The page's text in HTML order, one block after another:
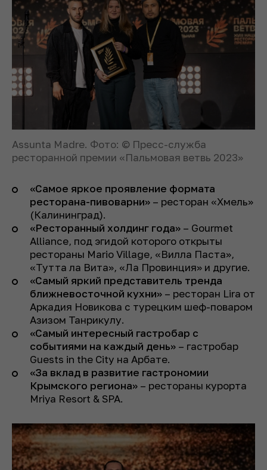
Assunta Madre. Фото: © Пресс-служба
ресторанной премии «Пальмовая ветвь 2023»
«Самое яркое проявление формата
ресторана-пивоварни» – ресторан «Хмель»
(Калининград).
«Ресторанный холдинг года» – Gourmet
Alliance, под эгидой которого открыты
рестораны Mario Village, «Вилла Паста»,
«Тутта ла Вита», «Ла Провинция» и другие.
«Самый яркий представитель тренда
ближневосточной кухни» – ресторан Lira от
Аркадия Новикова с турецким шеф-поваром
Азизом Танрикулу.
«Самый интересный гастробар с
событиями на каждый день» – гастробар
Guests in the City на Арбате.
«За вклад в развитие гастрономии
Крымского региона» – рестораны курорта
Mriya Resort & SPA.